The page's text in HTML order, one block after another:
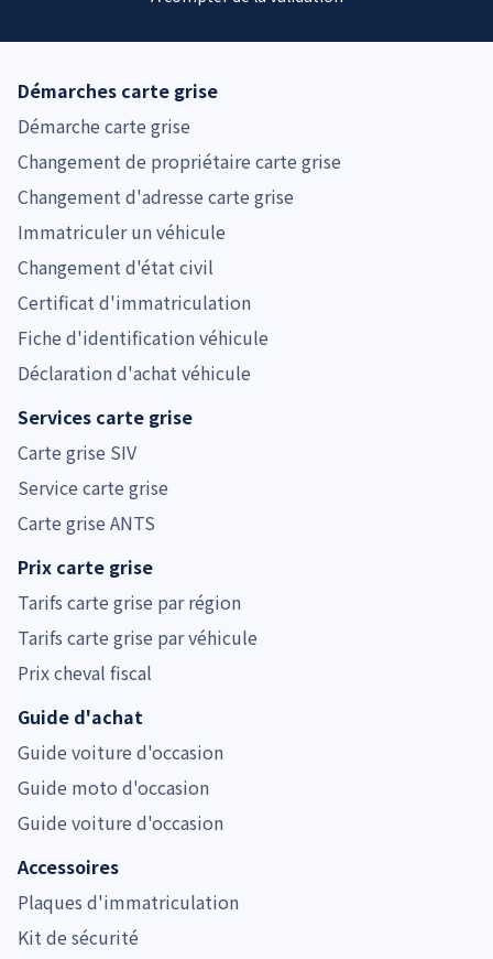
Démarches carte grise
Démarche carte grise
Changement de propriétaire carte grise
Changement d'adresse carte grise
Immatriculer un véhicule
Changement d'état civil
Certificat d'immatriculation
Fiche d'identification véhicule
Déclaration d'achat véhicule
Services carte grise
Carte grise SIV
Service carte grise
Carte grise ANTS
Prix carte grise
Tarifs carte grise par région
Tarifs carte grise par véhicule
Prix cheval fiscal
Guide d'achat
Guide voiture d'occasion
Guide moto d'occasion
Guide voiture d'occasion
Accessoires
Plaques d'immatriculation
Kit de sécurité